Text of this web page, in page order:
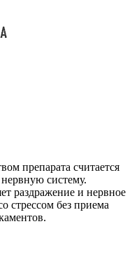
препарата считается
систему.
раздражение и нервное
стрессом без приема